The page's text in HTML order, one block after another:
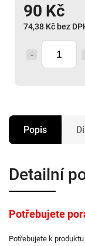
90 Kč
74,38 Kč bez
Popis
Detailní
Potřebujete
Potřebujete k